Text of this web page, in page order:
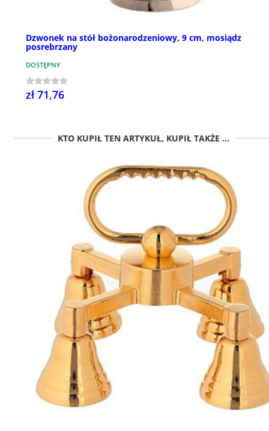
Dzwonek na stół bożonarodzeniowy, 9 cm, mosiądz
posrebrzany
DOSTĘPNY
zł 71,76
KTO KUPIŁ TEN ARTYKUŁ, KUPIŁ TAKŻE ...